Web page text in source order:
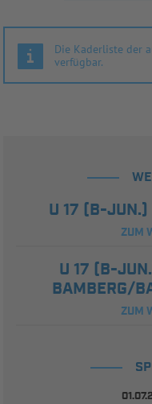
Die Kaderliste der
verfügbar.
U 17 (B-
ZUM
U 17 (B-
BAMBERG/
ZUM